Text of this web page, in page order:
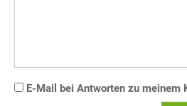
E-Mail bei Antworten zu meinem